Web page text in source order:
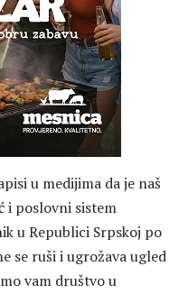
u medijima da je naš
i poslovni sistem
u Republici Srpskoj po
se ruši i ugrožava ugled
vam društvo u